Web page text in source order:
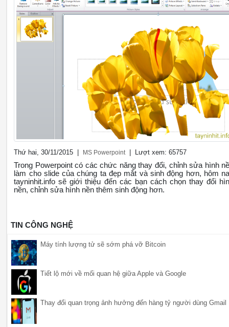
Thứ hai, 30/11/2015 | MS Powerpoint | Lượt xem: 65757
Trong Powerpoint có các chức năng thay đổi, chỉnh sửa hình
làm cho slide của chúng ta đẹp mắt và sinh động hơn, hôm
tayninhit.info sẽ giới thiệu đến các bạn cách chọn thay đổi
nền, chỉnh sửa hình nền thêm sinh động hơn.
TIN CÔNG NGHỆ
Máy tính lượng tử sẽ sớm phá vỡ Bitcoin
Tiết lộ mới về mối quan hệ giữa Apple và Google
Thay đổi quan trọng ảnh hưởng đến hàng tỷ người dùng Gmail